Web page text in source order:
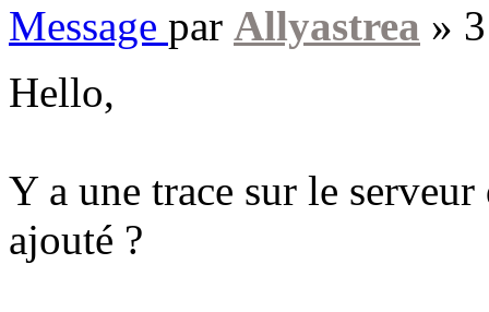
Message par Allyastrea »
Hello,
Y a une trace sur le
ajouté ?